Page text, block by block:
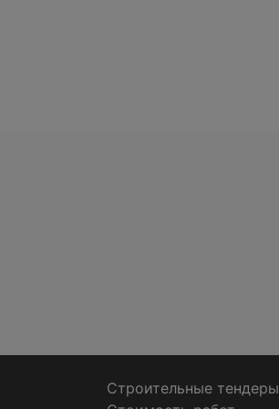
Строительные тендеры